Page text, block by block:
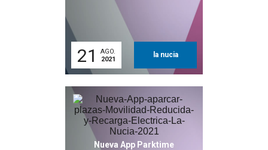
21
AGO.
2021
la nucia
Nueva App Parktime